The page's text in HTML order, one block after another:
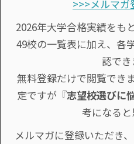
>>>メルマガ
2026年大学合格実績をも
49校の一覧表に加え、各
認でき
無料登録だけで閲覧でき
定ですが『志望校選びに
考になると
メルマガに登録いただき